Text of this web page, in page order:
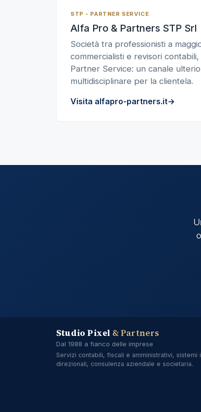
STP - PARTNER SERVICE
Alfa Pro & Partners STP Srl
Società tra professionisti a
commercialisti e revisori contabili,
Partner Service: un canale
multidisciplinare per la clientela.
Visita alfapro-partners.it
Studio Pixel & Partners
Dal 1988 a fianco delle imprese
Servizi contabili, fiscali e amministrativi, sistemi
direzionali, consulenza aziendale e societaria.